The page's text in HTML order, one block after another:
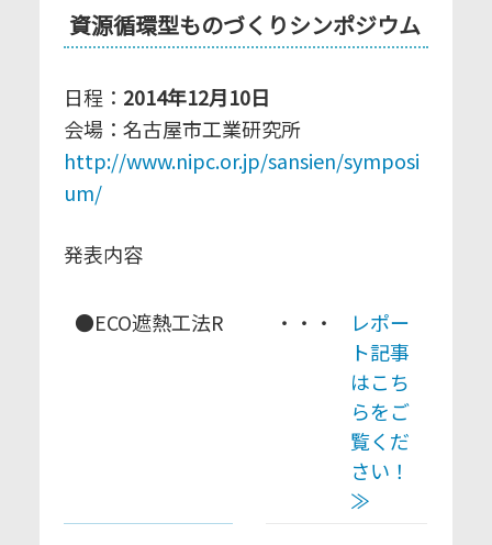
資源循環型ものづくりシンポジウム
日程： 2014年12月10日
会場：名古屋市工業研究所
http://www.nipc.or.jp/sansien/symposi
um/
発表内容
●ECO遮熱工法R ・・・
レポー
ト記事
はこち
らをご
覧くだ
さい！
≫